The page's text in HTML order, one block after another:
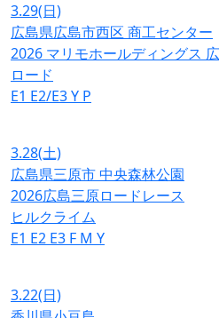
3.29(日)
広島県広島市西区 商工センター
2026 マリモホールディングス
ロード
E1 E2/E3Y P
3.28(土)
広島県三原市 中央森林公園
2026広島三原ロードレース
ヒルクライム
E1 E2 E3 F M Y
3.22(日)